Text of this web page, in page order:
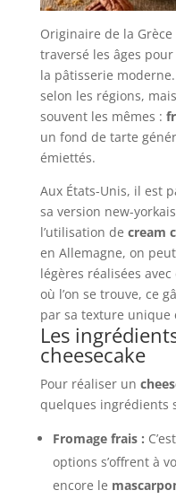
Originaire de la
traversé les âges
la pâtisserie
selon les régions,
souvent les mêmes :
un fond de tarte
émiettés.
Aux États-Unis, il est
sa version new-
l’utilisation de cream
en Allemagne, on
légères réalisées
où l’on se trouve, ce
par sa texture unique
Les
cheesecake
Pour réaliser un
quelques ingrédients
Fromage frais :
options s’offrent à
encore le